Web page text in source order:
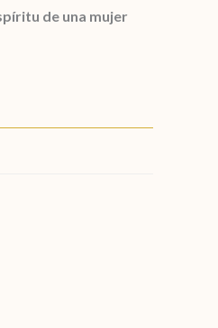
de una mujer